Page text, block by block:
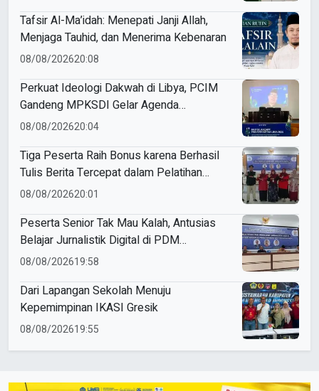
Tafsir Al-Ma’idah: Menepati Janji Allah,
Menjaga Tauhid, dan Menerima Kebenaran
08/08/202620:08
Perkuat Ideologi Dakwah di Libya, PCIM
Gandeng MPKSDI Gelar Agenda
Perkaderan Baitul Arqom Perdana
08/08/202620:04
Tiga Peserta Raih Bonus karena Berhasil
Tulis Berita Tercepat dalam Pelatihan
Jurnalistik Digital
08/08/202620:01
Peserta Senior Tak Mau Kalah, Antusias
Belajar Jurnalistik Digital di PDM
Probolinggo
08/08/202619:58
Dari Lapangan Sekolah Menuju
Kepemimpinan IKASI Gresik
08/08/202619:55